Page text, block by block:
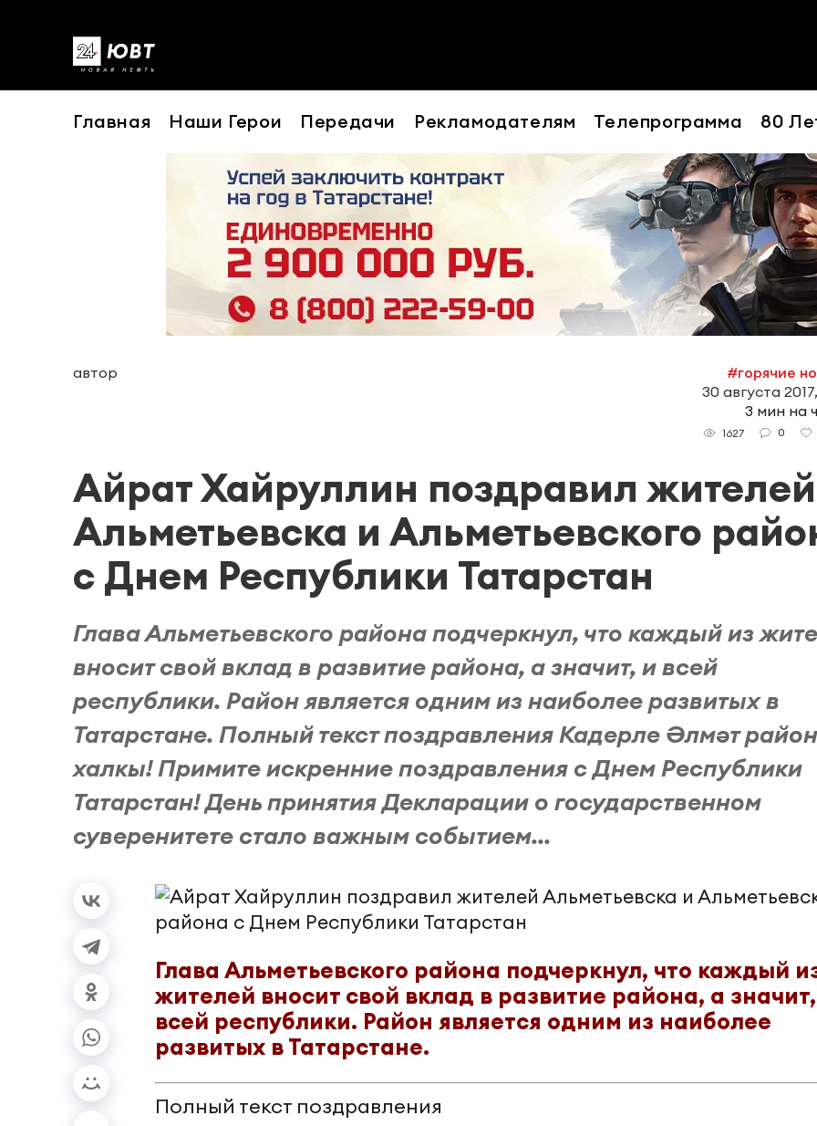
Главная Наши Герои Передачи Рекламодателям Телепрограмма 80
автор
#горячие
30 августа
3 мин на
1627 0
Айрат Хайруллин поздравил жителей
Альметьевска и Альметьевского
с Днем Республики Татарстан
Глава Альметьевского района подчеркнул, что каждый из
вносит свой вклад в развитие района, а значит, и всей
республики. Район является одним из наиболее развитых в
Татарстане. Полный текст поздравления Кадерле Әлмәт
халкы! Примите искренние поздравления с Днем Республики
Татарстан! День принятия Декларации о государственном
суверенитете стало важным событием...
Глава Альметьевского района подчеркнул, что каждый
жителей вносит свой вклад в развитие района, а
всей республики. Район является одним из наиболее
развитых в Татарстане.
Полный текст поздравления